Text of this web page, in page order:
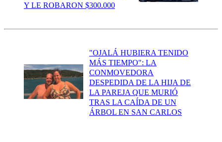
Y LE ROBARON $300.000
"OJALÁ HUBIERA TENIDO
MÁS TIEMPO": LA
CONMOVEDORA
DESPEDIDA DE LA HIJA DE
LA PAREJA QUE MURIÓ
TRAS LA CAÍDA DE UN
ÁRBOL EN SAN CARLOS